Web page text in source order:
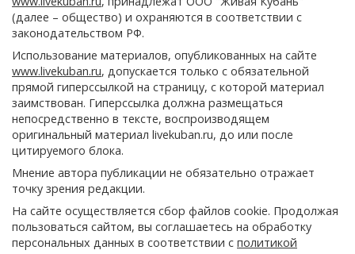
(далее – общество) и охраняются в соответствии с
законодательством РФ.
Использование материалов, опубликованных на сайте
www.livekuban.ru, допускается только с обязательной
прямой гиперссылкой на страницу, с которой материал
заимствован. Гиперссылка должна размещаться
непосредственно в тексте, воспроизводящем
оригинальный материал livekuban.ru, до или после
цитируемого блока.
Мнение автора публикации не обязательно отражает
точку зрения редакции.
На сайте осуществляется сбор файлов cookie. Продолжая
пользоваться сайтом, вы соглашаетесь на обработку
персональных данных в соответствии с политикой